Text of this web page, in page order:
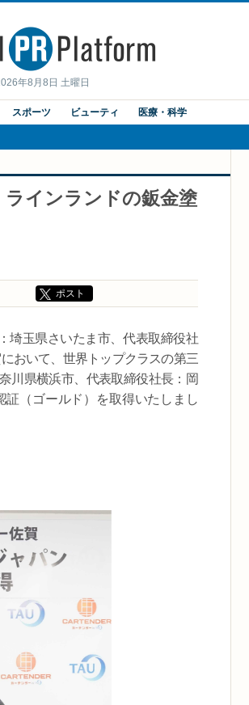
年8月8日 土曜日
スポーツ ビューティ 医療・科学
インランドの鈑金塗
ポスト
玉県さいたま市、代表取締役社
おいて、世界トップクラスの第三
川県横浜市、代表取締役社長：岡
（ゴールド）を取得いたしまし